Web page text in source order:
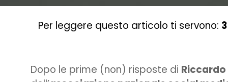
Per leggere questo articolo ti servono:
Dopo le prime (non) risposte di